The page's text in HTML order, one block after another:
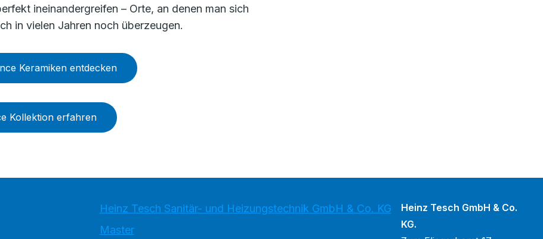
ineinandergreifen – Orte, an denen man sich
in vielen Jahren noch überzeugen.
Keramiken entdecken
Kollektion erfahren
Heinz Tesch Sanitär- und Heizungstechnik GmbH & Co. KG
Master
Heinz Tesch GmbH & Co.
KG.